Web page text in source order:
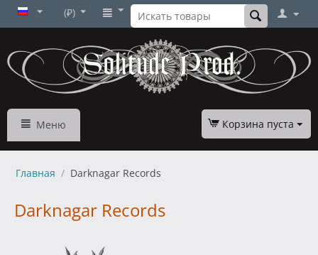
(₽)
Меню Корзина пуста
Главная / Darknagar Records
Darknagar Records